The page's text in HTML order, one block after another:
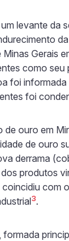
levante da
Gerais
como
foi
foi
ouro em
de ouro
derrama
produtos
com
3.